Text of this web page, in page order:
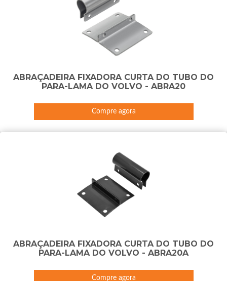
ABRAÇADEIRA FIXADORA CURTA DO TUBO DO
PARA-LAMA DO VOLVO - ABRA20
Compre agora
ABRAÇADEIRA FIXADORA CURTA DO TUBO DO
PARA-LAMA DO VOLVO - ABRA20A
Compre agora